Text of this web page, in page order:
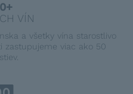
VÍN
a všetky vína starostlivo
zastupujeme viac ako 50